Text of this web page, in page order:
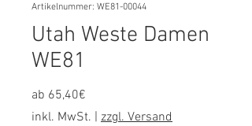
Artikelnummer: WE81-00044
Utah Weste Damen
WE81
ab 65,40€
Preis
inkl. MwSt. zzgl. Versand